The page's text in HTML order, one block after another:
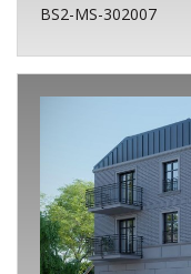
BS2-MS-302007